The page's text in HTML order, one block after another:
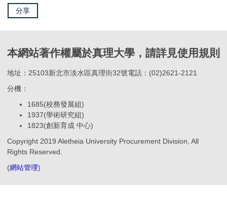
分享
本網站著作權屬於真理大學，請詳見使用規則
地址：25103新北市淡水區真理街32號電話：(02)2621-2121
分機：
1685(校務發展組)
1937(學術研究組)
1823(創新育成 中心)
Copyright 2019 Aletheia University Procurement Division, All
Rights Reserved.
(網站管理)